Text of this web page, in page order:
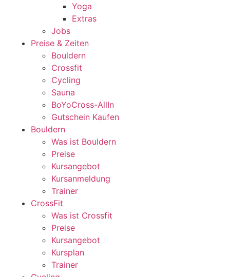
Yoga
Extras
Jobs
Preise & Zeiten
Bouldern
Crossfit
Cycling
Sauna
BoYoCross-AllIn
Gutschein Kaufen
Bouldern
Was ist Bouldern
Preise
Kursangebot
Kursanmeldung
Trainer
CrossFit
Was ist Crossfit
Preise
Kursangebot
Kursplan
Trainer